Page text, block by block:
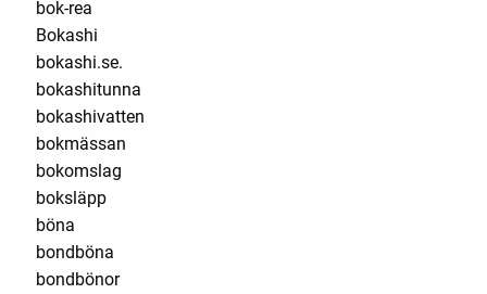
bok-rea
Bokashi
bokashi.se.
bokashitunna
bokashivatten
bokmässan
bokomslag
boksläpp
böna
bondböna
bondbönor